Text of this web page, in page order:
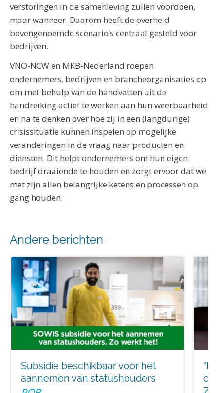
verstoringen in de samenleving zullen voordoen,
maar wanneer. Daarom heeft de overheid
bovengenoemde scenario’s centraal gesteld voor
bedrijven.
VNO-NCW en MKB-Nederland roepen
ondernemers, bedrijven en brancheorganisaties op
om met behulp van de handvatten uit de
handreiking actief te werken aan hun weerbaarheid
en na te denken over hoe zij in een (langdurige)
crisissituatie kunnen inspelen op mogelijke
veranderingen in de vraag naar producten en
diensten. Dit helpt ondernemers om hun eigen
bedrijf draaiende te houden en zorgt ervoor dat we
met zijn allen belangrijke ketens en processen op
gang houden.
Andere berichten
Subsidie beschikbaar voor het
aannemen van statushouders